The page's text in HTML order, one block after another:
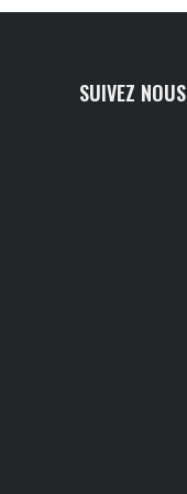
SUIVEZ NOUS